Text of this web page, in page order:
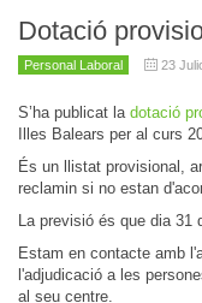
Dotació
Personal Laboral 23
S’ha publicat la dotació
Illes Balears per al curs
És un llistat provisional,
reclamin si no estan
La previsió és que dia 31
Estam en contacte amb
l'adjudicació a les
al seu centre.